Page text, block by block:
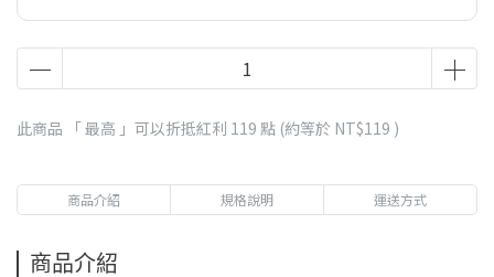
此商品 「 最高 」可以折抵紅利 119 點 (約等於 NT$119 )
商品介紹 規格說明 運送方式
商品介紹